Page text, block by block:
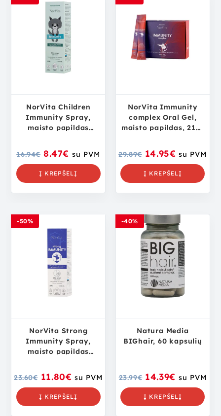
NorVita Children
Immunity Spray,
maisto papildas
16.94€ 8.47€ su PVM
Į KREPŠELĮ
NorVita Immunity
complex Oral Gel,
maisto papildas, 21×8
29.89€ 14.95€ su PVM
Į KREPŠELĮ
-50%
NorVita Strong
Immunity Spray,
maisto papildas
23.60€ 11.80€ su PVM
Į KREPŠELĮ
-40%
Natura Media
BIGhair, 60 kapsulių
23.99€ 14.39€ su PVM
Į KREPŠELĮ